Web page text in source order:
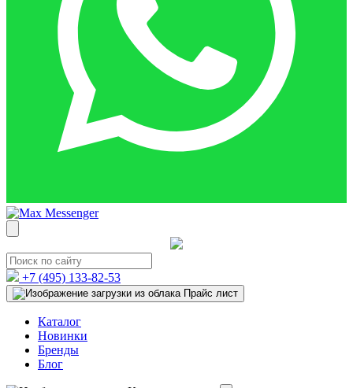
+7 (495) 133-82-53
Прайс лист
Каталог
Новинки
Бренды
Блог